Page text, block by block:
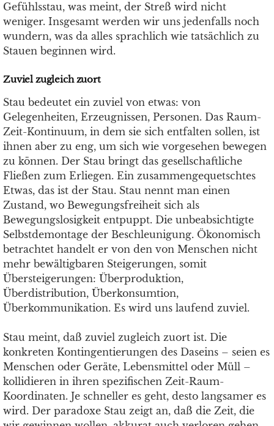
Gefühlsstau, was meint, der Streß wird nicht
weniger. Insgesamt werden wir uns jedenfalls noch
wundern, was da alles sprachlich wie tatsächlich zu
Stauen beginnen wird.
Zuviel zugleich zuort
Stau bedeutet ein zuviel von etwas: von
Gelegenheiten, Erzeugnissen, Personen. Das Raum-
Zeit-Kontinuum, in dem sie sich entfalten sollen, ist
ihnen aber zu eng, um sich wie vorgesehen bewegen
zu können. Der Stau bringt das gesellschaftliche
Fließen zum Erliegen. Ein zusammengequetschtes
Etwas, das ist der Stau. Stau nennt man einen
Zustand, wo Bewegungsfreiheit sich als
Bewegungslosigkeit entpuppt. Die unbeabsichtigte
Selbstdemontage der Beschleunigung. Ökonomisch
betrachtet handelt er von den von Menschen nicht
mehr bewältigbaren Steigerungen, somit
Übersteigerungen: Überproduktion,
Überdistribution, Überkonsumtion,
Überkommunikation. Es wird uns laufend zuviel.
Stau meint, daß zuviel zugleich zuort ist. Die
konkreten Kontingentierungen des Daseins – seien es
Menschen oder Geräte, Lebensmittel oder Müll –
kollidieren in ihren spezifischen Zeit-Raum-
Koordinaten. Je schneller es geht, desto langsamer es
wird. Der paradoxe Stau zeigt an, daß die Zeit, die